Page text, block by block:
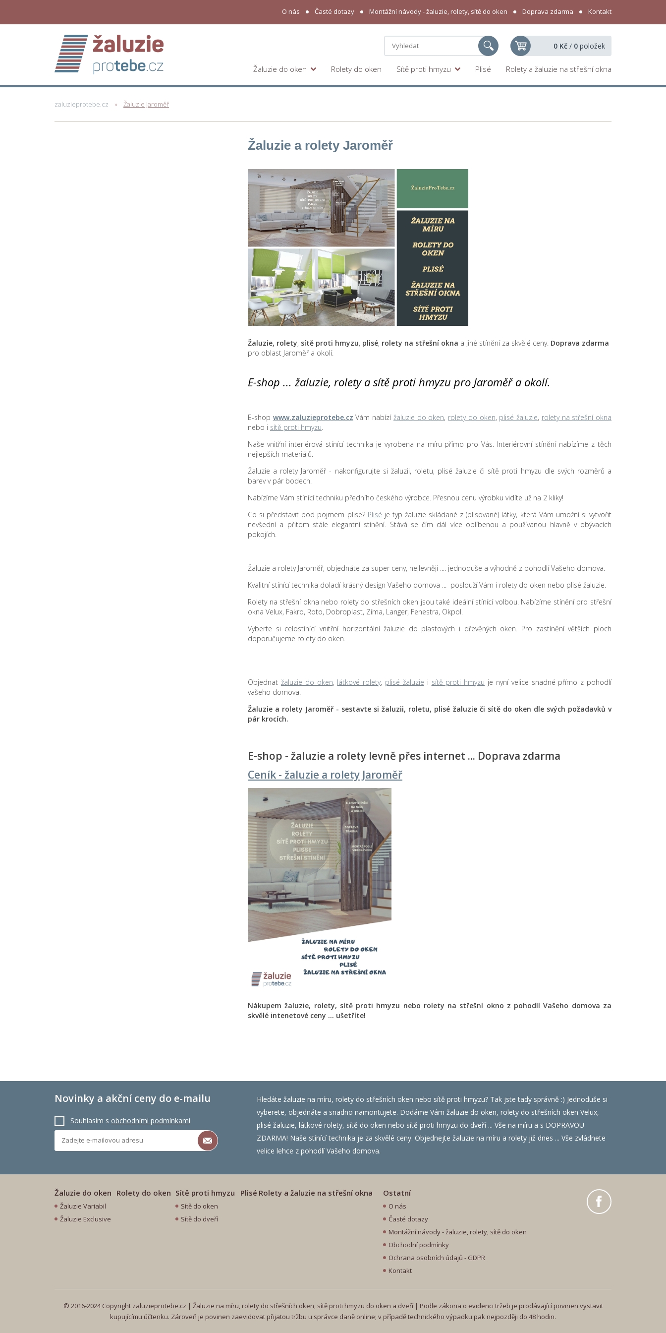
O nás Časté dotazy Montážní návody - žaluzie, rolety, sítě do oken Doprava zdarma Kontakt
0 Kč / 0 položek
Žaluzie do oken Rolety do oken Sítě proti hmyzu Plisé Rolety a žaluzie na střešní okna
zaluzieprotebe.cz Žaluzie Jaroměř
Žaluzie a rolety Jaroměř
Žaluzie, rolety, sítě proti hmyzu, plisé, rolety na střešní okna a jiné stínění za skvělé ceny. Doprava zdarma
pro oblast Jaroměř a okolí.
E-shop ... žaluzie, rolety a sítě proti hmyzu pro Jaroměř a okolí.
E-shop www.zaluzieprotebe.cz Vám nabízí žaluzie do oken, rolety do oken, plisé žaluzie, rolety na střešní okna
nebo i sítě proti hmyzu.
Naše vnitřní interiérová stínící technika je vyrobena na míru přímo pro Vás. Interiérovní stínění nabízíme z těch
nejlepších materiálů.
Žaluzie a rolety Jaroměř - nakonfigurujte si žaluzii, roletu, plisé žaluzie či sítě proti hmyzu dle svých rozměrů a
barev v pár bodech.
Nabízíme Vám stínící techniku předního českého výrobce. Přesnou cenu výrobku vidíte už na 2 kliky!
Co si představit pod pojmem plise? Plisé je typ žaluzie skládané z (plisované) látky, která Vám umožní si vytvořit
nevšední a přitom stále elegantní stínění. Stává se čím dál více oblíbenou a používanou hlavně v obývacích
pokojích.
Žaluzie a rolety Jaroměř, objednáte za super ceny, nejlevněji .... jednoduše a výhodně z pohodlí Vašeho domova.
Kvalitní stínící technika doladí krásný design Vašeho domova ... poslouží Vám i rolety do oken nebo plisé žaluzie.
Rolety na střešní okna nebo rolety do střešních oken jsou také ideální stínící volbou. Nabízíme stínění pro střešní
okna Velux, Fakro, Roto, Dobroplast, Zíma, Langer, Fenestra, Okpol.
Vyberte si celostínící vnitřní horizontální žaluzie do plastových i dřevěných oken. Pro zastínění větších ploch
doporučujeme rolety do oken.
Objednat žaluzie do oken, látkové rolety, plisé žaluzie i sítě proti hmyzu je nyní velice snadné přímo z pohodlí
vašeho domova.
Žaluzie a rolety Jaroměř - sestavte si žaluzii, roletu, plisé žaluzie či sítě do oken dle svých požadavků v
pár krocích.
E-shop - žaluzie a rolety levně přes internet ... Doprava zdarma
Ceník - žaluzie a rolety Jaroměř
Nákupem žaluzie, rolety, sítě proti hmyzu nebo rolety na střešní okno z pohodlí Vašeho domova za
skvělé intenetové ceny ... ušetříte!
Novinky a akční ceny do e-mailu
Souhlasím s obchodními podmínkami
Hledáte žaluzie na míru, rolety do střešních oken nebo sítě proti hmyzu? Tak jste tady správně :) Jednoduše si
vyberete, objednáte a snadno namontujete. Dodáme Vám žaluzie do oken, rolety do střešních oken Velux,
plisé žaluzie, látkové rolety, sítě do oken nebo sítě proti hmyzu do dveří ... Vše na míru a s DOPRAVOU
ZDARMA! Naše stínící technika je za skvělé ceny. Objednejte žaluzie na míru a rolety již dnes ... Vše zvládnete
velice lehce z pohodlí Vašeho domova.
Žaluzie do oken
Žaluzie Variabil
Žaluzie Exclusive
Rolety do oken Sítě proti hmyzu
Sítě do oken
Sítě do dveří
Plisé Rolety a žaluzie na střešní okna Ostatní
O nás
Časté dotazy
Montážní návody - žaluzie, rolety, sítě do oken
Obchodní podmínky
Ochrana osobních údajů - GDPR
Kontakt
© 2016-2024 Copyright zaluzieprotebe.cz | Žaluzie na míru, rolety do střešních oken, sítě proti hmyzu do oken a dveří | Podle zákona o evidenci tržeb je prodávající povinen vystavit
kupujícímu účtenku. Zároveň je povinen zaevidovat přijatou tržbu u správce daně online; v případě technického výpadku pak nejpozději do 48 hodin.